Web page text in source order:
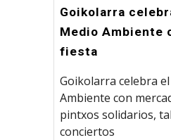
Goikolarra
Medio Ambiente
fiesta
Goikolarra celebra
Ambiente con
pintxos solidarios,
conciertos